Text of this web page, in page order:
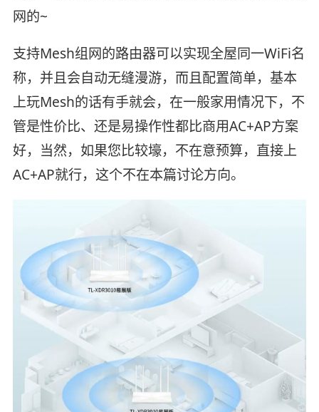
网的~
支持Mesh组网的路由器可以实现全屋同一WiFi名
称，并且会自动无缝漫游，而且配置简单，基本
上玩Mesh的话有手就会，在一般家用情况下，不
管是性价比、还是易操作性都比商用AC+AP方案
好，当然，如果您比较壕，不在意预算，直接上
AC+AP就行，这个不在本篇讨论方向。